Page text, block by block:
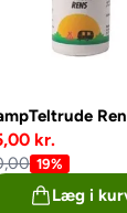
kr.
19%
Læg i